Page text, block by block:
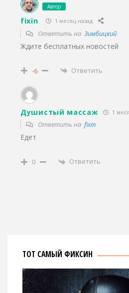
Автор
fixin 1 месяц назад
Ответить на Зимбицкий
Ждите бесплатных новостей
-6 Ответить
Душистый массаж 1
Ответить на fixin
Едет
0 Ответить
ТОТ САМЫЙ ФИКСИН